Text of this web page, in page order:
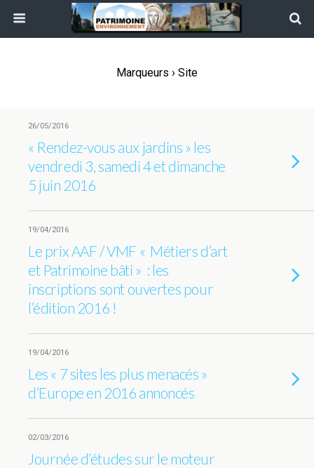
Marqueurs › Site
26/05/2016
« Rendez-vous aux jardins » les
vendredi 3, samedi 4 et dimanche
5 juin 2016
19/04/2016
Le prix AAF / VMF « Métiers d’art
et Patrimoine bâti » : les
inscriptions sont ouvertes pour
l’édition 2016 !
19/04/2016
Les « 7 sites les plus menacés »
d’Europe en 2016 annoncés
02/03/2016
Journée d’études sur le moteur